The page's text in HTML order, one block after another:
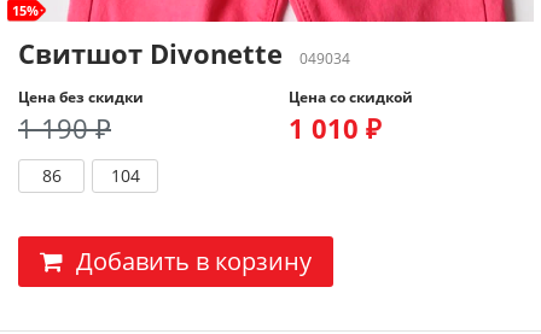
15%
Свитшот Divonette
049034
Цена без скидки
1 190 ₽
Цена со скидкой
1 010 ₽
86 104
Добавить в корзину